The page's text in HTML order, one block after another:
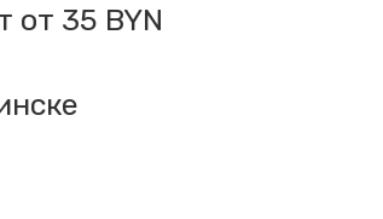
от 35 BYN